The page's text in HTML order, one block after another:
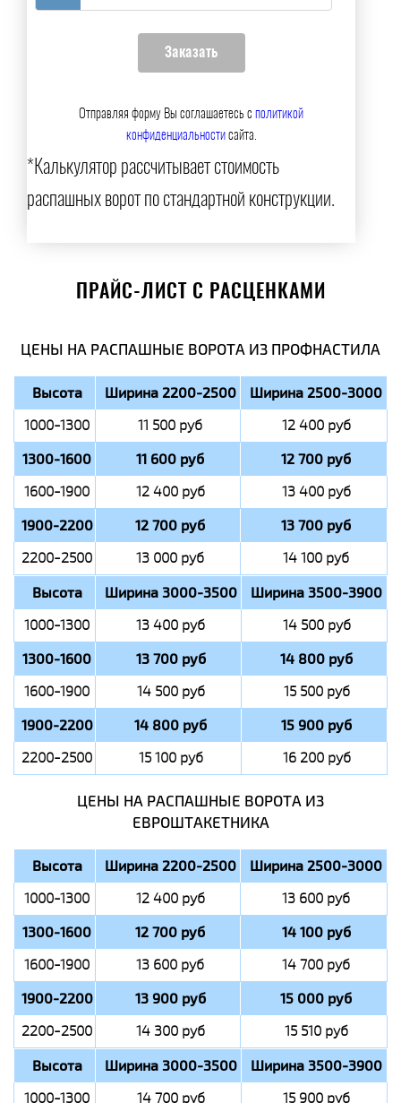
Отправляя форму Вы соглашаетесь сполитикой
конфиденциальностисайта.
*Калькулятор рассчитывает стоимость
распашных ворот по стандартной конструкции.
ПРАЙС-ЛИСТ С РАСЦЕНКАМИ
ЦЕНЫ НА РАСПАШНЫЕ ВОРОТА ИЗ ПРОФНАСТИЛА
Высота Ширина 2200-2500 Ширина 2500-3000
1000-1300 11 500 руб 12 400 руб
1300-1600 11 600 руб 12 700 руб
1600-1900 12 400 руб 13 400 руб
1900-2200 12 700 руб 13 700 руб
2200-2500 13 000 руб 14 100 руб
Высота Ширина 3000-3500 Ширина 3500-3900
1000-1300 13 400 руб 14 500 руб
1300-1600 13 700 руб 14 800 руб
1600-1900 14 500 руб 15 500 руб
1900-2200 14 800 руб 15 900 руб
2200-2500 15 100 руб 16 200 руб
ЦЕНЫ НА РАСПАШНЫЕ ВОРОТА ИЗ
ЕВРОШТАКЕТНИКА
Высота Ширина 2200-2500 Ширина 2500-3000
1000-1300 12 400 руб 13 600 руб
1300-1600 12 700 руб 14 100 руб
1600-1900 13 600 руб 14 700 руб
1900-2200 13 900 руб 15 000 руб
2200-2500 14 300 руб 15 510 руб
Высота Ширина 3000-3500 Ширина 3500-3900
1000-1300 14 700 руб 15 900 руб